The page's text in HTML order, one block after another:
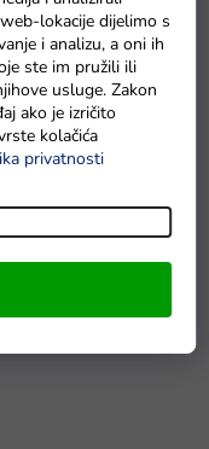
lokacije dijelimo s
i analizu, a oni ih
ste im pružili ili
usluge. Zakon
ako je izričito
kolačića
privatnosti
Odličan je
na vrtu.Motor
postići brzinu od
i zvučne
godine i nosi